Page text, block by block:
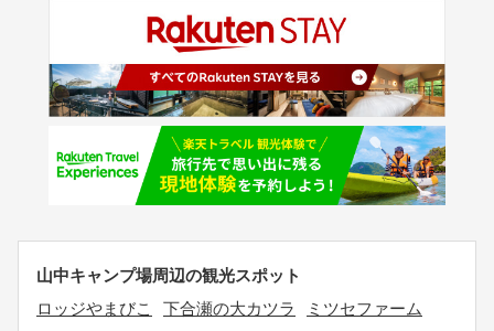
山中キャンプ場周辺の観光スポット
ロッジやまびこ
下合瀬の大カツラ
ミツセファーム